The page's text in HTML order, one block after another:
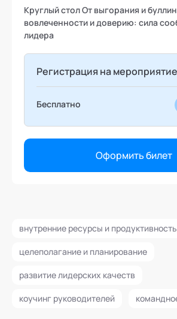
Круглый стол От выгорания и
вовлеченности и доверию: сила
лидера
Регистрация на мероприятие
Бесплатно
Оформить билет
внутренние ресурсы и продуктивность
целеполагание и планирование
развитие лидерских качеств
коучинг руководителей